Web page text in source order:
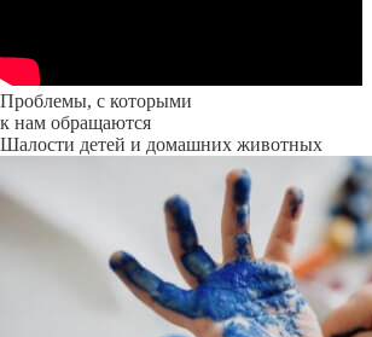
Проблемы, с которыми
к нам обращаются
Шалости детей и домашних животных